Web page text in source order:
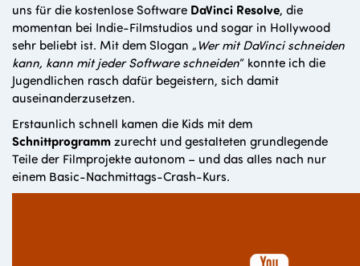
uns für die kostenlose Software DaVinci Resolve, die
momentan bei Indie-Filmstudios und sogar in Hollywood
sehr beliebt ist. Mit dem Slogan „Wer mit DaVinci schneiden
kann, kann mit jeder Software schneiden“ konnte ich die
Jugendlichen rasch dafür begeistern, sich damit
auseinanderzusetzen.
Erstaunlich schnell kamen die Kids mit dem
Schnittprogrammzurecht und gestalteten grundlegende
Teile der Filmprojekte autonom – und das alles nach nur
einem Basic-Nachmittags-Crash-Kurs.